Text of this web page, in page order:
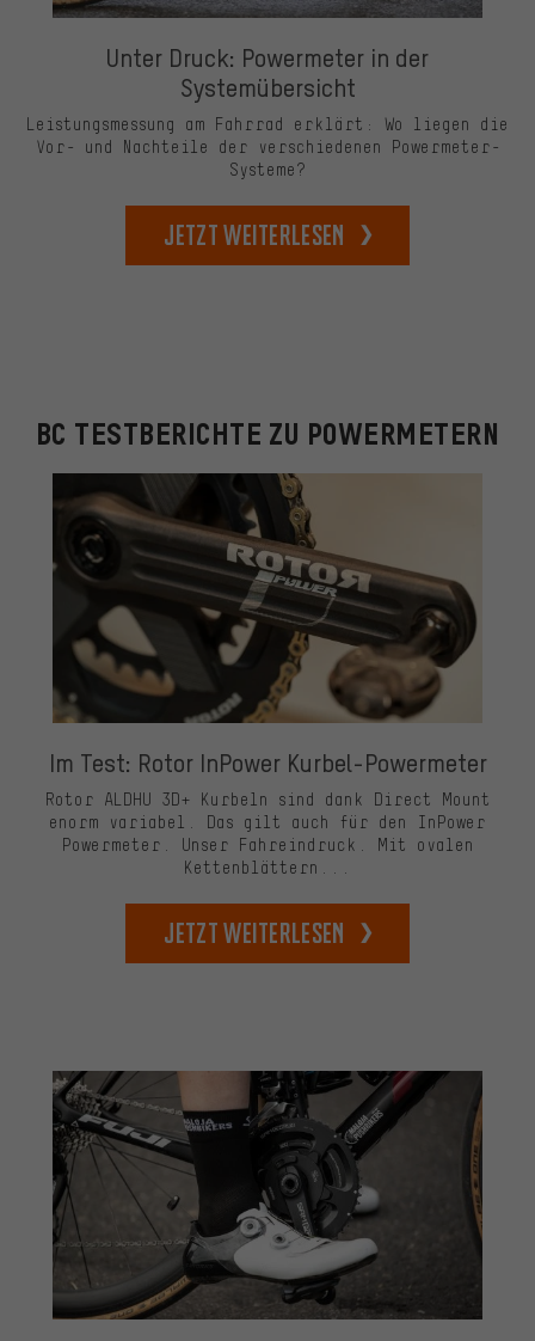
Unter Druck: Powermeter in der
Systemübersicht
Leistungsmessung am Fahrrad erklärt: Wo liegen die
Vor- und Nachteile der verschiedenen Powermeter-
Systeme?
Jetzt weiterlesen
BC TESTBERICHTE ZU POWERMETERN
Im Test: Rotor InPower Kurbel-Powermeter
Rotor ALDHU 3D+ Kurbeln sind dank Direct Mount
enorm variabel. Das gilt auch für den InPower
Powermeter. Unser Fahreindruck. Mit ovalen
Kettenblättern...
Jetzt weiterlesen